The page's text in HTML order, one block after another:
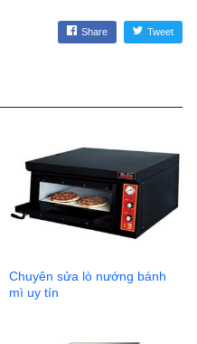
Share Tweet
Chuyên sửa lò nướng bánh
mì uy tín